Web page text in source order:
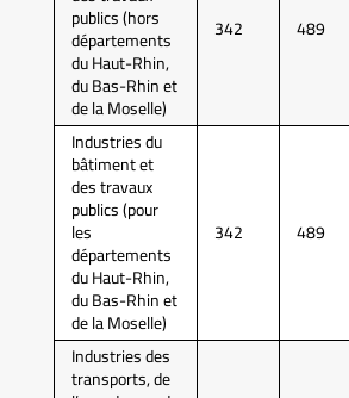
publics (hors
départements
du Haut-Rhin,
du Bas-Rhin et
de la Moselle)
342 489
Industries du
bâtiment et
des travaux
publics (pour
les
départements
du Haut-Rhin,
du Bas-Rhin et
de la Moselle)
342 489
Industries des
transports, de